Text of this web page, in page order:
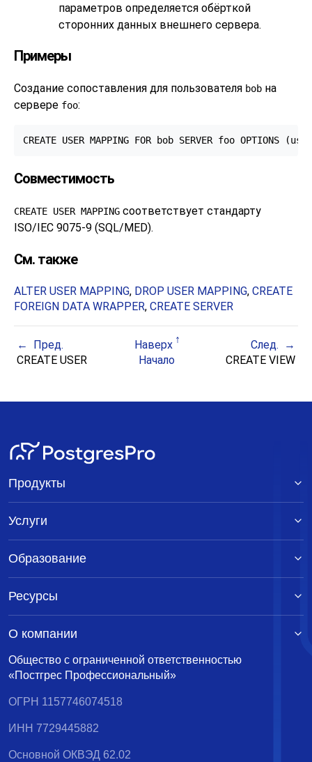
параметров определяется обёрткой
сторонних данных внешнего сервера.
Примеры
Создание сопоставления для пользователя bob на
сервере foo:
CREATE USER MAPPING FOR bob SERVER foo
Совместимость
CREATE USER MAPPING соответствует стандарту
ISO/IEC 9075-9 (SQL/MED).
См. также
ALTER USER MAPPING, DROP USER MAPPING, CREATE
FOREIGN DATA WRAPPER, CREATE SERVER
Пред. Наверх
След.
CREATE USER
Начало CREATE VIEW
Общество с ограниченной ответственностью
«Постгрес Профессиональный»
ОГРН 1157746074518
ИНН 7729445882
Основной ОКВЭД 62.02
Продукты
Услуги
Образование
Ресурсы
О компании